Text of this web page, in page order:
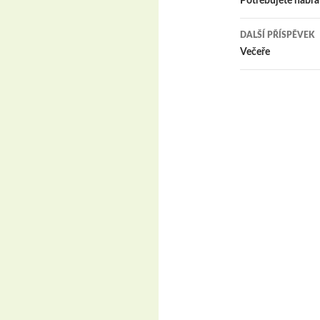
příspěvky
DALŠÍ PŘÍSPĚVEK
Večeře